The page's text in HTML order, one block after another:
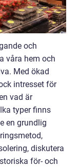
och
våra hem och
Med ökad
intresset för
vad är
typer finns
en grundlig
diskutera
för- och